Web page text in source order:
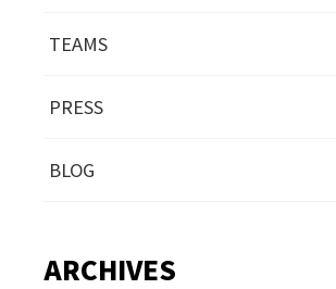
TEAMS
PRESS
BLOG
ARCHIVES